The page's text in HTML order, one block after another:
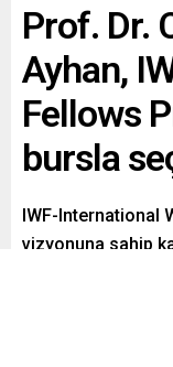
Prof. Dr.
Ayhan,
Fellows
bursla
IWF-International
vizyonuna sahip